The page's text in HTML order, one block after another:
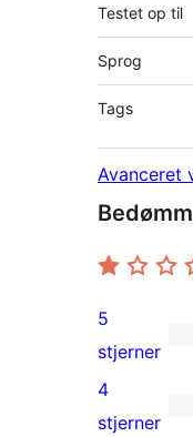
Testet op til
Sprog
Tags
Avanceret
0
5-
stjernet
5
stjerner
0
4
stjerner